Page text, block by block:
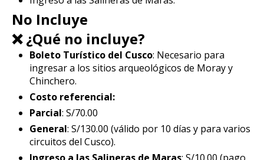
No Incluye
❌ ¿Qué no incluye?
Boleto Turístico del Cusco: Necesario para
ingresar a los sitios arqueológicos de Moray y
Chinchero.
Costo referencial:
Parcial: S/70.00
General: S/130.00 (válido por 10 días y para varios
circuitos del Cusco).